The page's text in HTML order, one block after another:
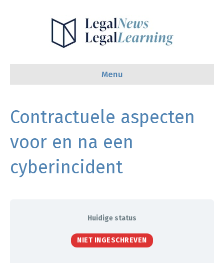
Menu
Contractuele aspecten
voor en na een
cyberincident
Huidige status
NIET INGESCHREVEN